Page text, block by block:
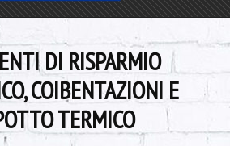
DI RISPARMIO
COIBENTAZIONI E
TERMICO